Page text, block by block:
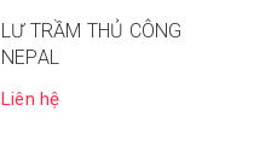
LƯ TRẦM THỦ CÔNG
NEPAL
Liên hệ